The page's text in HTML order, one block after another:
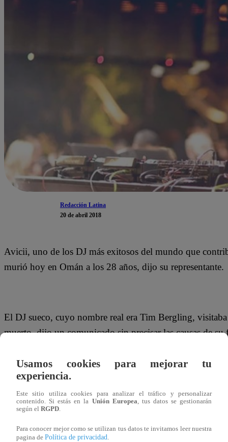
Redacción Latina
20 de abril 2018
Avicii, uno de los DJ más exitosos del mundo que
murió hoy en Omán a los 28 años, dijo su representante.
El DJ sueco, cuyo nombre real era Tim Bergling,
muerto, dijo un comunicado sin precisar las causas de
“Es con profunda pena que anunciamos la pérdida de
encontrado muerto en Muscat, Omán este viernes por
devastada y les pedimos a todos que respeten su
darán más declaraciones”, decía la misiva.
Usamos cookies para mejorar tu
experiencia.
Este sitio utiliza cookies para analizar el tráfico y personalizar
contenido. Si estás en la Unión Europea, tus datos se gestionarán
según el RGPD.
Para conocer mejor como se utilizan tus datos te invitamos leer nuestra
pagina de Política de privacidad.